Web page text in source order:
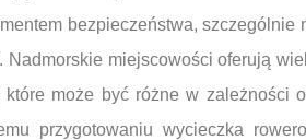
bezpieczeństwa,
Nadmorskie miejscowości oferują
może być różne w
przygotowaniu wycieczka